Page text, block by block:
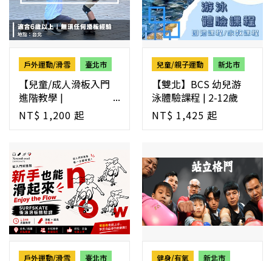
戶外運動/滑雪 臺北市
【兒童/成人滑板入門
進階教學 |
KeepRolling 】
NT$ 1,200 起
兒童/親子運動 新北市
【雙北】BCS 幼兒游
泳體驗課程 | 2-12歲
NT$ 1,425 起
戶外運動/滑雪 臺北市 健身/有氧 新北市